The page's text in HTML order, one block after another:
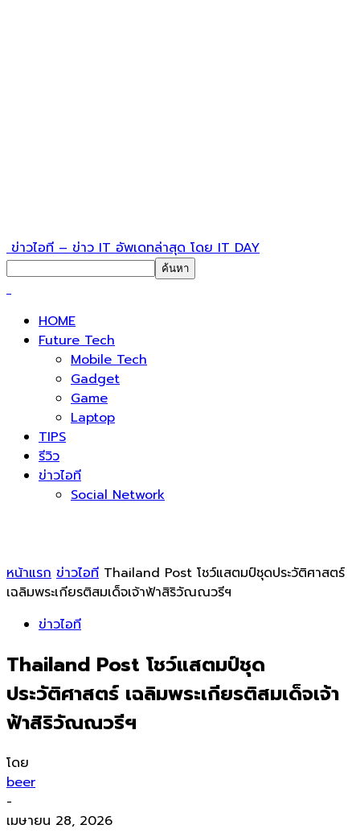
ข่าวไอที – ข่าว IT อัพเดทล่าสุด โดย IT DAY
HOME
Future Tech
Mobile Tech
Gadget
Game
Laptop
TIPS
รีวิว
ข่าวไอที
Social Network
หน้าแรก ข่าวไอที Thailand Post โชว์แสตมป์ชุดประวัติศาสตร์
เฉลิมพระเกียรติสมเด็จเจ้าฟ้าสิริวัณณวรีฯ
ข่าวไอที
Thailand Post โชว์แสตมป์ชุด
ประวัติศาสตร์ เฉลิมพระเกียรติสมเด็จเจ้า
ฟ้าสิริวัณณวรีฯ
โดย
beer
-
เมษายน 28, 2026